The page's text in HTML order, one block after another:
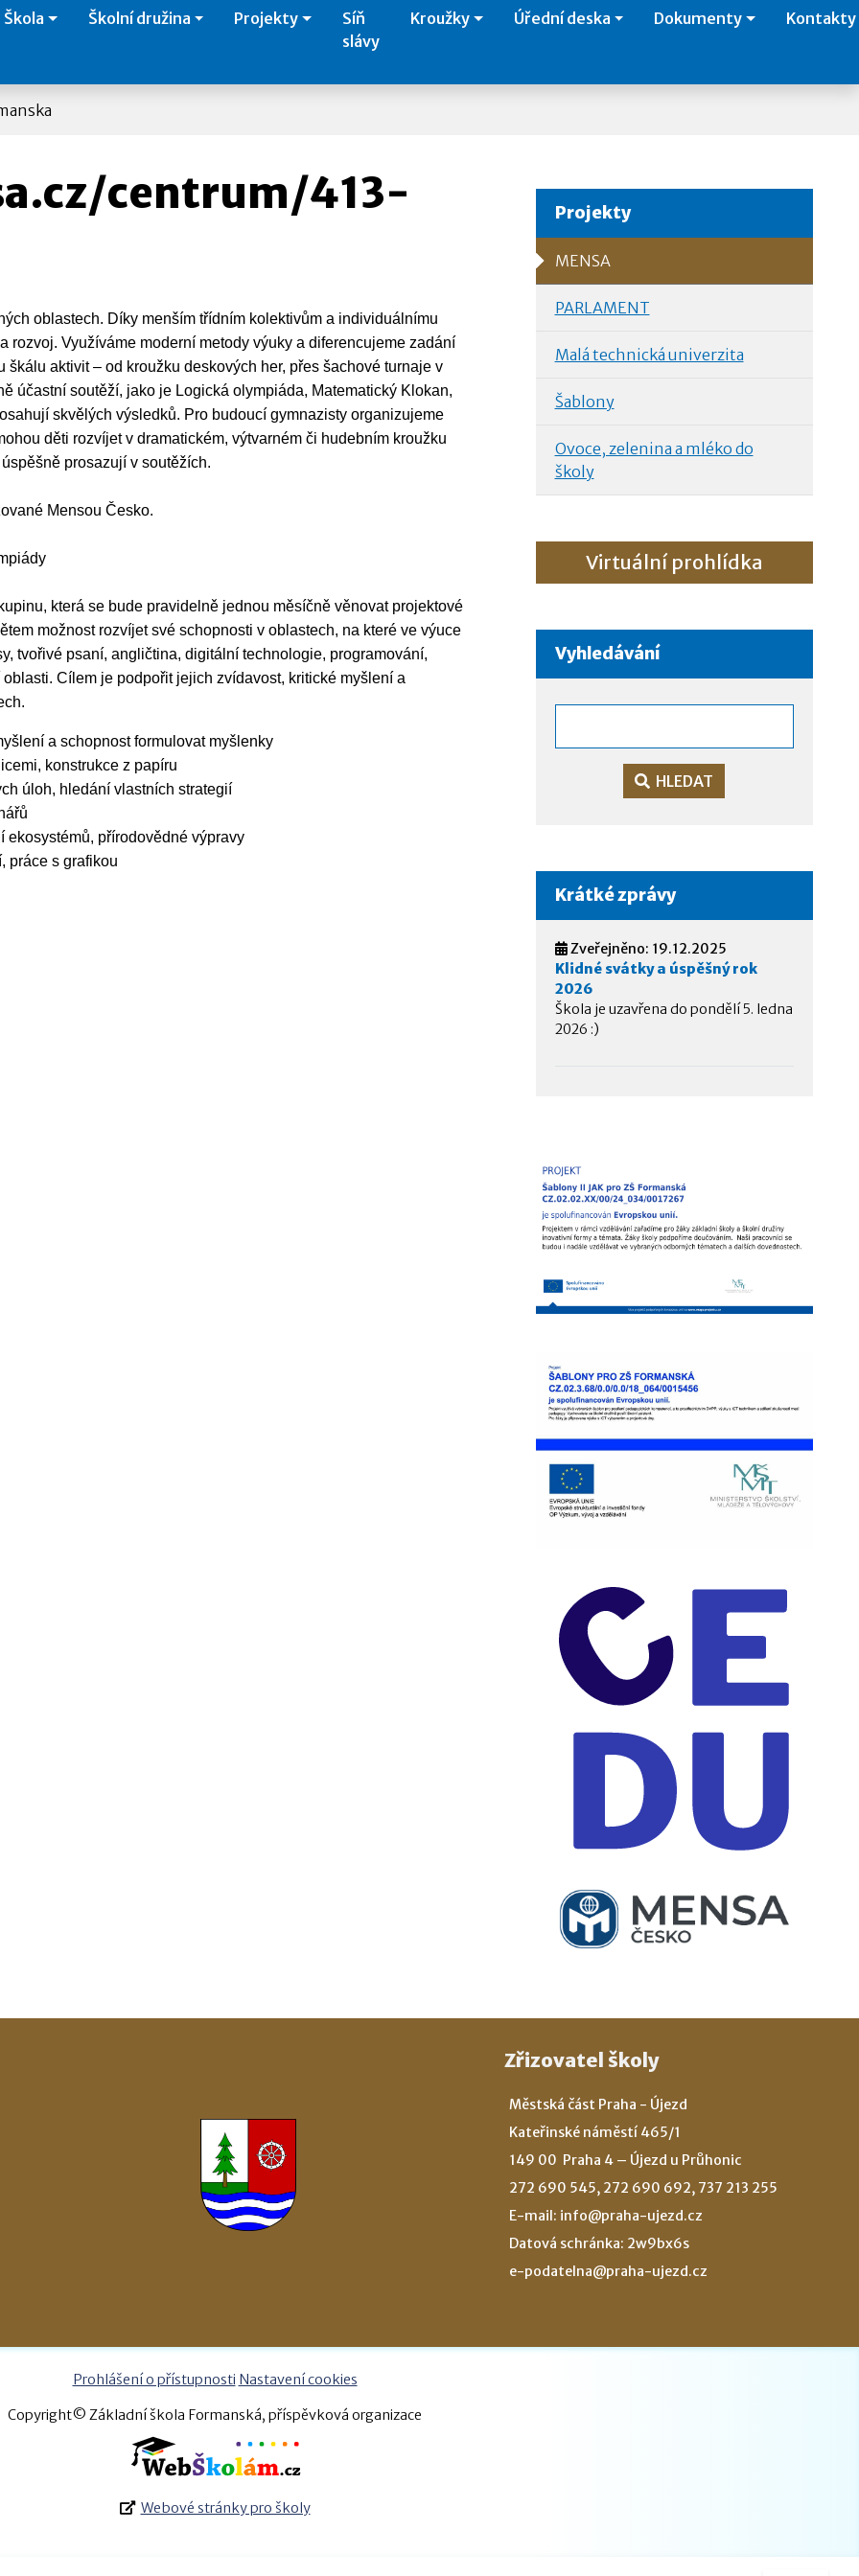
Škola Školní družina Projekty
Síň
slávy
Kroužky Úřední deska Dokumenty Kontakty
centrum/413-
oblastech. Díky menším třídním kolektivům a individuálnímu
rozvoj. Využíváme moderní metody výuky a diferencujeme zadání
aktivit – od kroužku deskových her, přes šachové turnaje v
účastní soutěží, jako je Logická olympiáda, Matematický Klokan,
skvělých výsledků. Pro budoucí gymnazisty organizujeme
děti rozvíjet v dramatickém, výtvarném či hudebním kroužku
prosazují v soutěžích.
Mensou Česko.
která se bude pravidelně jednou měsíčně věnovat projektové
možnost rozvíjet své schopnosti v oblastech, na které ve výuce
tvořivé psaní, angličtina, digitální technologie, programování,
Cílem je podpořit jejich zvídavost, kritické myšlení a
a schopnost formulovat myšlenky
konstrukce z papíru
úloh, hledání vlastních strategií
ekosystémů, přírodovědné výpravy
práce s grafikou
Projekty
MENSA
PARLAMENT
Malá technická univerzita
Šablony
Ovoce, zelenina a mléko do
školy
Virtuální prohlídka
Vyhledávání
HLEDAT
Krátké zprávy
Zveřejněno: 19.12.2025
Klidné svátky a úspěšný rok
2026
Škola je uzavřena do pondělí 5. ledna
2026 :)
Zřizovatel školy
Městská část Praha - Újezd
Kateřinské náměstí 465/1
149 00 Praha 4 – Újezd u Průhonic
272 690 545, 272 690 692, 737 213 255
E-mail: info@praha-ujezd.cz
Datová schránka: 2w9bx6s
e-podatelna@praha-ujezd.cz
Prohlášení o přístupnosti Nastavení cookies
Copyright© Základní škola Formanská, příspěvková organizace
Webové stránky pro školy